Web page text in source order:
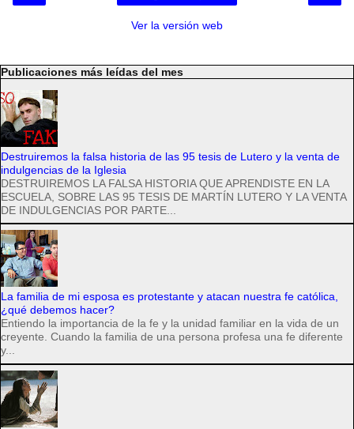
Ver la versión web
Publicaciones más leídas del mes
Destruiremos la falsa historia de las 95 tesis de Lutero y la venta de
indulgencias de la Iglesia
DESTRUIREMOS LA FALSA HISTORIA QUE APRENDISTE EN LA
ESCUELA, SOBRE LAS 95 TESIS DE MARTÍN LUTERO Y LA VENTA
DE INDULGENCIAS POR PARTE...
La familia de mi esposa es protestante y atacan nuestra fe católica,
¿qué debemos hacer?
Entiendo la importancia de la fe y la unidad familiar en la vida de un
creyente. Cuando la familia de una persona profesa una fe diferente
y...